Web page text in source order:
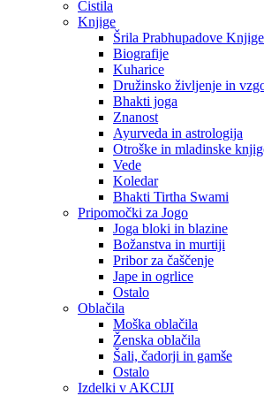
Čistila
Knjige
Šrila Prabhupadove Knjige
Biografije
Kuharice
Družinsko življenje in
Bhakti joga
Znanost
Ayurveda in astrologija
Otroške in mladinske
Vede
Koledar
Bhakti Tirtha Swami
Pripomočki za Jogo
Joga bloki in blazine
Božanstva in murtiji
Pribor za čaščenje
Jape in ogrlice
Ostalo
Oblačila
Moška oblačila
Ženska oblačila
Šali, čadorji in gamše
Ostalo
Izdelki v AKCIJI